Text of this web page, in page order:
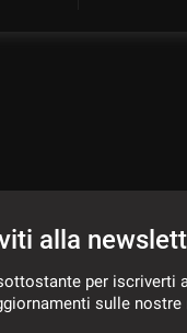
alla
per iscriverti
sulle nostre